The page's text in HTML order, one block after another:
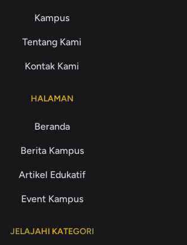
Kampus
Tentang Kami
Kontak Kami
HALAMAN
Beranda
Berita Kampus
Artikel Edukatif
Event Kampus
JELAJAHI KATEGORI